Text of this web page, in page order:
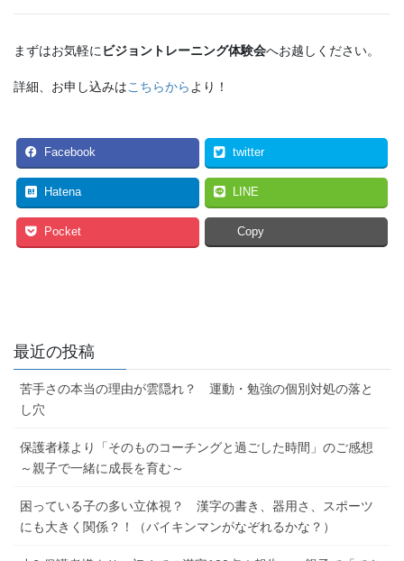
まずはお気軽に ビジョントレーニング体験会へお越しください。
詳細、お申し込みはこちらから より！
Facebook twitter
Hatena LINE
Pocket Copy
最近の投稿
苦手さの本当の理由が雲隠れ？ 運動・勉強の個別対処の落と
し穴
保護者様より「そのものコーチングと過ごした時間」のご感想
～親子で一緒に成長を育む～
困っている子の多い立体視？ 漢字の書き、器用さ、スポーツ
にも大きく関係？！（バイキンマンがなぞれるかな？）